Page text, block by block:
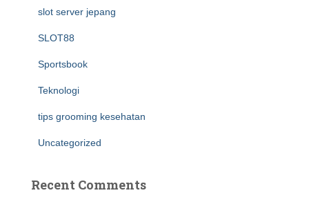
slot server jepang
SLOT88
Sportsbook
Teknologi
tips grooming kesehatan
Uncategorized
Recent Comments